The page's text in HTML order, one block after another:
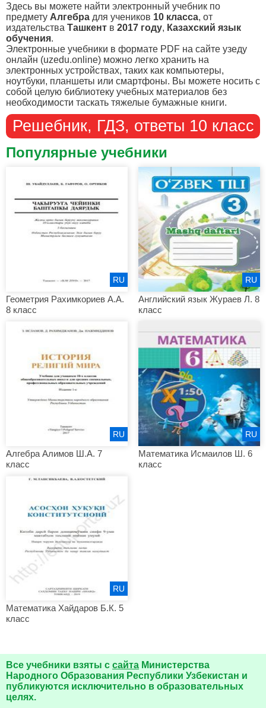
Здесь вы можете найти электронный учебник по
предмету Алгебра для учеников 10 класса, от
издательства Ташкент в 2017 году, Казахский язык
обучения.
Электронные учебники в формате PDF на сайте узеду
онлайн (uzedu.online) можно легко хранить на
электронных устройствах, таких как компьютеры,
ноутбуки, планшеты или смартфоны. Вы можете носить с
собой целую библиотеку учебных материалов без
необходимости таскать тяжелые бумажные книги.
Решебник, ГДЗ, ответы 10 класс
Популярные учебники
Геометрия Рахимкориев А.А.
8 класс
RU
Английский язык Жураев Л. 8
класс
RU
Алгебра Алимов Ш.А. 7
класс
RU
Математика Исмаилов Ш. 6
класс
RU
Математика Хайдаров Б.К. 5
класс
RU
Все учебники взяты с сайта Министерства
Народного Образования Республики Узбекистан и
публикуются исключительно в образовательных
целях.